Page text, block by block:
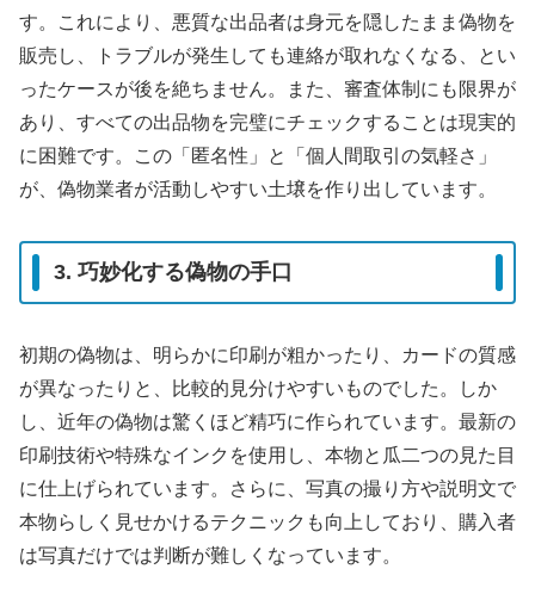
す。これにより、悪質な出品者は身元を隠したまま偽物を
販売し、トラブルが発生しても連絡が取れなくなる、とい
ったケースが後を絶ちません。また、審査体制にも限界が
あり、すべての出品物を完璧にチェックすることは現実的
に困難です。この「匿名性」と「個人間取引の気軽さ」
が、偽物業者が活動しやすい土壌を作り出しています。
3. 巧妙化する偽物の手口
初期の偽物は、明らかに印刷が粗かったり、カードの質感
が異なったりと、比較的見分けやすいものでした。しか
し、近年の偽物は驚くほど精巧に作られています。最新の
印刷技術や特殊なインクを使用し、本物と瓜二つの見た目
に仕上げられています。さらに、写真の撮り方や説明文で
本物らしく見せかけるテクニックも向上しており、購入者
は写真だけでは判断が難しくなっています。